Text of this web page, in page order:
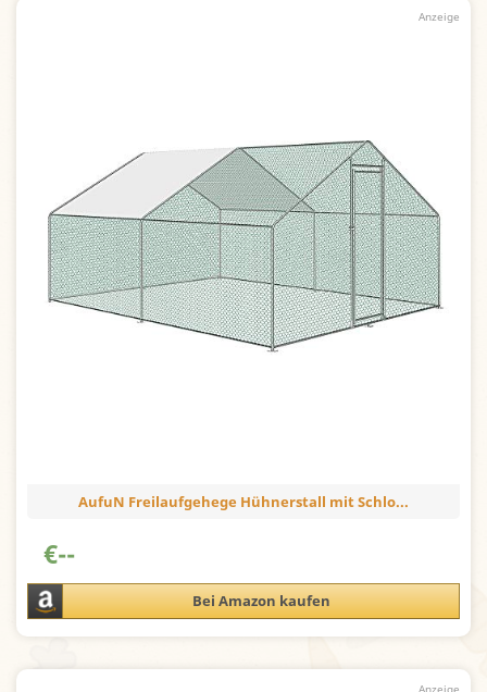
AufuN Freilaufgehege Hühnerstall mit Schlo...
€--
Bei Amazon kaufen